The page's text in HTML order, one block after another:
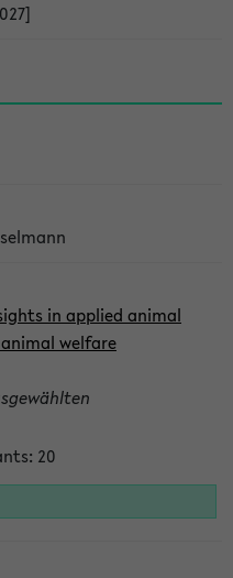
in applied animal
welfare
20